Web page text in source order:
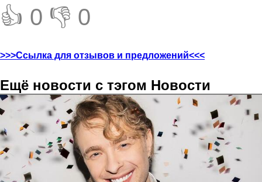
👍 0 👎 0
>>>Ссылка для отзывов и предложений<<<
Ещё новости с тэгом Новости